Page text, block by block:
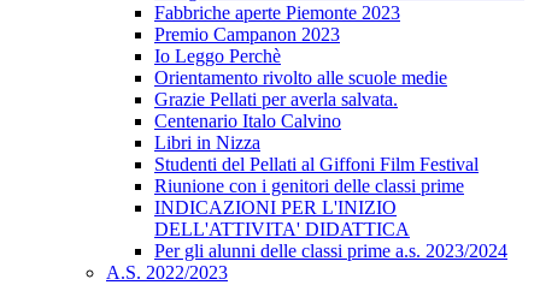
Fabbriche aperte Piemonte 2023
Premio Campanon 2023
Io Leggo Perchè
Orientamento rivolto alle scuole medie
Grazie Pellati per averla salvata.
Centenario Italo Calvino
Libri in Nizza
Studenti del Pellati al Giffoni Film Festival
Riunione con i genitori delle classi prime
INDICAZIONI PER L'INIZIO
DELL'ATTIVITA' DIDATTICA
Per gli alunni delle classi prime a.s. 2023/2024
A.S. 2022/2023